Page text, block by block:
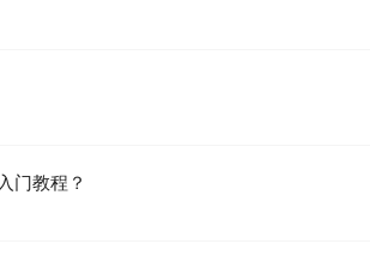
门教程？